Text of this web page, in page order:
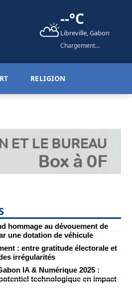
⛅--°C
Libreville, Gabon
Chargement...
RELIGION
hommage au dévouement de
une dotation de véhicule
: entre gratitude électorale et
irrégularités
IA & Numérique 2025 :
technologique en impact